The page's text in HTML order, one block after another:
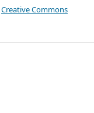
Creative Commons